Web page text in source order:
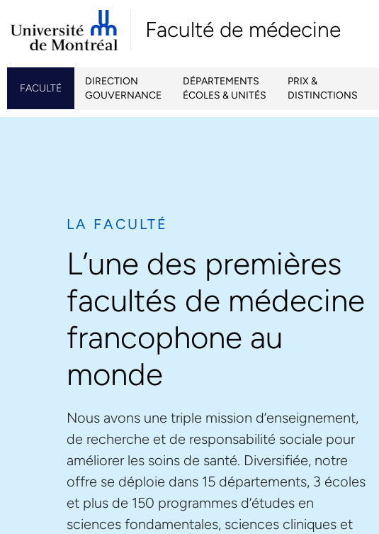
Faculté de médecine
FACULTÉ
DIRECTION
GOUVERNANCE
DÉPARTEMENTS
ÉCOLES & UNITÉS
PRIX &
DISTINCTIONS
LA FACULTÉ
L’une des premières
facultés de médecine
francophone au
monde
Nous avons une triple mission d’enseignement,
de recherche et de responsabilité sociale pour
améliorer les soins de santé. Diversifiée, notre
offre se déploie dans 15 départements, 3 écoles
et plus de 150 programmes d’études en
sciences fondamentales, sciences cliniques et